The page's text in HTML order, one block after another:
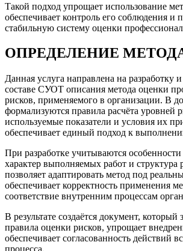
Такой подход упрощает использование
обеспечивает контроль его соблюдения и
стабильную систему оценки
ОПРЕДЕЛЕНИЕ
Данная услуга направлена на разработку
составе СУОТ описания метода оценки
рисков, применяемого в организации. В
формализуются правила расчёта уровней
используемые показатели и условия их
обеспечивает единый подход к
При разработке учитываются особенности
характер выполняемых работ и структура
позволяет адаптировать метод под
обеспечивает корректность применения
соответствие внутренним процессам
В результате создаётся документ, который
правила оценки рисков, упрощает
обеспечивает согласованность действий